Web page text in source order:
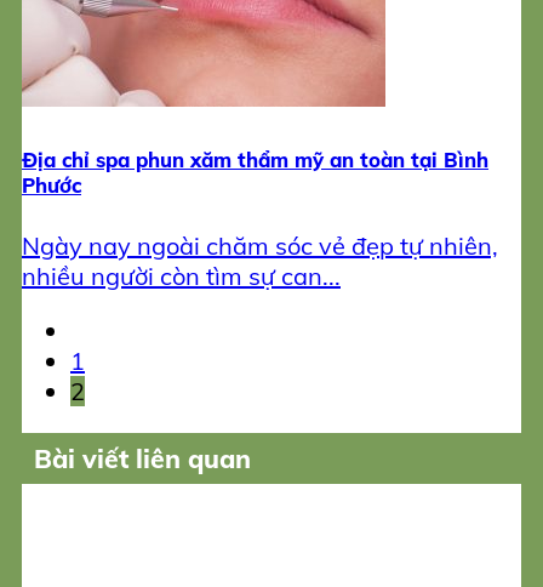
Địa chỉ spa phun xăm thẩm mỹ an toàn tại Bình
Phước
Ngày nay ngoài chăm sóc vẻ đẹp tự nhiên,
nhiều người còn tìm sự can...
1
2
Bài viết liên quan